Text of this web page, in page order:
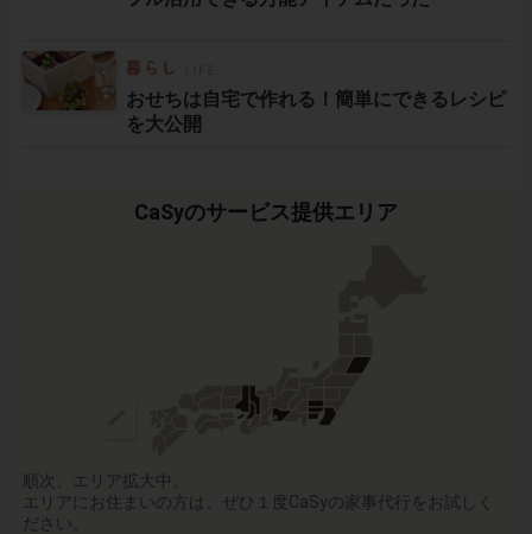
おせちは自宅で作れる！簡単にできるレシピ
を大公開
CaSyのサービス提供エリア
順次、エリア拡大中。
エリアにお住まいの方は、ぜひ１度CaSyの家事代行をお試しく
ださい。